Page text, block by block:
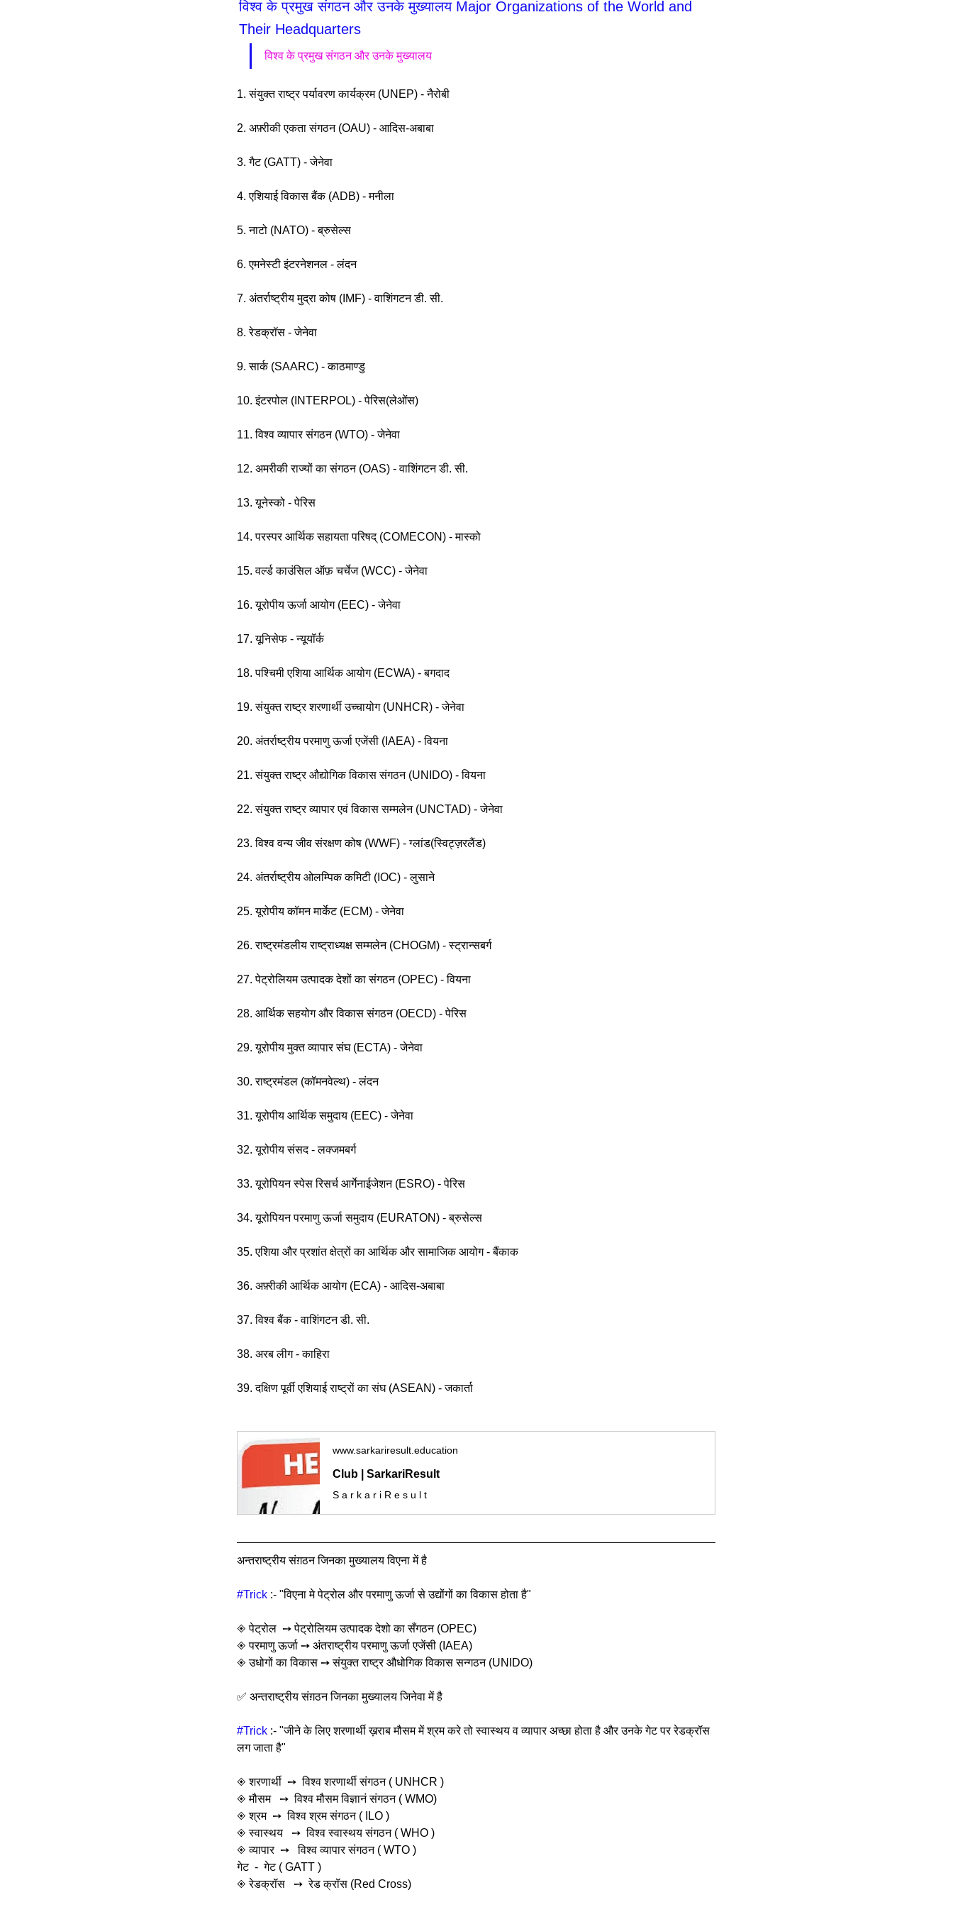
विश्व के प्रमुख संगठन और उनके मुख्यालय Major Organizations of the World and
Their Headquarters
विश्व के प्रमुख संगठन और उनके मुख्यालय
1. संयुक्त राष्ट्र पर्यावरण कार्यक्रम (UNEP) - नैरोबी
2. अफ़्रीकी एकता संगठन (OAU) - आदिस-अबाबा
3. गैट (GATT) - जेनेवा
4. एशियाई विकास बैंक (ADB) - मनीला
5. नाटो (NATO) - ब्रुसेल्स
6. एमनेस्टी इंटरनेशनल - लंदन
7. अंतर्राष्ट्रीय मुद्रा कोष (IMF) - वाशिंगटन डी. सी.
8. रेडक्रॉस - जेनेवा
9. सार्क (SAARC) - काठमाण्डु
10. इंटरपोल (INTERPOL) - पेरिस(लेओंस)
11. विश्व व्यापार संगठन (WTO) - जेनेवा
12. अमरीकी राज्यों का संगठन (OAS) - वाशिंगटन डी. सी.
13. यूनेस्को - पेरिस
14. परस्पर आर्थिक सहायता परिषद् (COMECON) - मास्को
15. वर्ल्ड काउंसिल ऑफ़ चर्चेज (WCC) - जेनेवा
16. यूरोपीय ऊर्जा आयोग (EEC) - जेनेवा
17. यूनिसेफ - न्यूयॉर्क
18. पश्चिमी एशिया आर्थिक आयोग (ECWA) - बगदाद
19. संयुक्त राष्ट्र शरणार्थी उच्चायोग (UNHCR) - जेनेवा
20. अंतर्राष्ट्रीय परमाणु ऊर्जा एजेंसी (IAEA) - वियना
21. संयुक्त राष्ट्र औद्योगिक विकास संगठन (UNIDO) - वियना
22. संयुक्त राष्ट्र व्यापार एवं विकास सम्मलेन (UNCTAD) - जेनेवा
23. विश्व वन्य जीव संरक्षण कोष (WWF) - ग्लांड(स्विट्ज़रलैंड)
24. अंतर्राष्ट्रीय ओलम्पिक कमिटी (IOC) - लुसाने
25. यूरोपीय कॉमन मार्केट (ECM) - जेनेवा
26. राष्ट्रमंडलीय राष्ट्राध्यक्ष सम्मलेन (CHOGM) - स्ट्रान्सबर्ग
27. पेट्रोलियम उत्पादक देशों का संगठन (OPEC) - वियना
28. आर्थिक सहयोग और विकास संगठन (OECD) - पेरिस
29. यूरोपीय मुक्त व्यापार संघ (ECTA) - जेनेवा
30. राष्ट्रमंडल (कॉमनवेल्थ) - लंदन
31. यूरोपीय आर्थिक समुदाय (EEC) - जेनेवा
32. यूरोपीय संसद - लक्जमबर्ग
33. यूरोपियन स्पेस रिसर्च आर्गेनाईजेशन (ESRO) - पेरिस
34. यूरोपियन परमाणु ऊर्जा समुदाय (EURATON) - ब्रुसेल्स
35. एशिया और प्रशांत क्षेत्रों का आर्थिक और सामाजिक आयोग - बैंकाक
36. अफ़्रीकी आर्थिक आयोग (ECA) - आदिस-अबाबा
37. विश्व बैंक - वाशिंगटन डी. सी.
38. अरब लीग - काहिरा
39. दक्षिण पूर्वी एशियाई राष्ट्रों का संघ (ASEAN) - जकार्ता
www.sarkariresult.education
Club | SarkariResult
S a r k a r i R e s u l t
अन्तराष्ट्रीय संग़ठन जिनका मुख्यालय विएना में है
#Trick :- "विएना मे पेट्रोल और परमाणु ऊर्जा से उद्योंगों का विकास होता है"
◈ पेट्रोल  ➙ पेट्रोलियम उत्पादक देशो का सँगठन (OPEC)
◈ परमाणु ऊर्जा ➙ अंतराष्ट्रीय परमाणु ऊर्जा एजेंसी (IAEA)
◈ उधोगों का विकास ➙ संयुक्त राष्ट्र औधोगिक विकास सन्गठन (UNIDO)
✅ अन्तराष्ट्रीय संग़ठन जिनका मुख्यालय जिनेवा में है
#Trick :- "जीने के लिए शरणार्थी ख़राब मौसम में श्रम करे तो स्वास्थय व व्यापार अच्छा होता है और उनके गेट पर रेडक्रॉस
लग जाता है"
◈ शरणार्थी  ➙  विश्व शरणार्थी संगठन ( UNHCR )
◈ मौसम   ➙  विश्व मौसम विज्ञानं संगठन ( WMO)
◈ श्रम  ➙  विश्व श्रम संगठन ( ILO )
◈ स्वास्थय   ➙  विश्व स्वास्थय संगठन ( WHO )
◈ व्यापार  ➙   विश्व व्यापार संगठन ( WTO )
गेट  -  गेट ( GATT )
◈ रेडक्रॉस   ➙  रेड क्रॉस (Red Cross)